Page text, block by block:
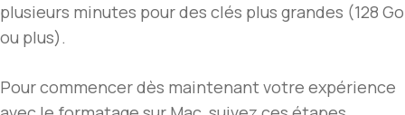
plusieurs minutes pour des clés plus grandes (128 Go
ou plus).
Pour commencer dès maintenant votre expérience